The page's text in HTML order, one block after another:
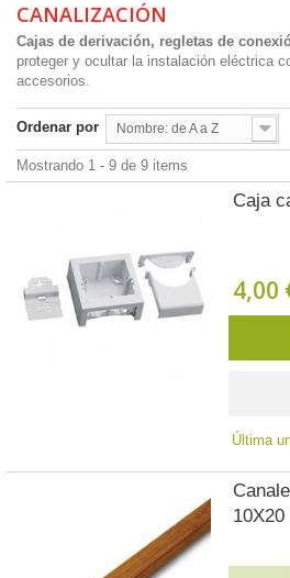
CANALIZACIÓN
Cajas de derivación, regletas de
proteger y ocultar la instalación eléctrica
accesorios.
Ordenar por Nombre: de A a Z
Mostrando 1 - 9 de 9 items
Caja
4,00
Última
10X20